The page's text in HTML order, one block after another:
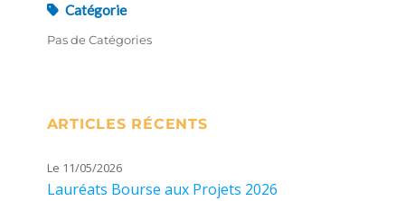
Catégorie
Pas de Catégories
ARTICLES RÉCENTS
Le 11/05/2026
Lauréats Bourse aux Projets 2026